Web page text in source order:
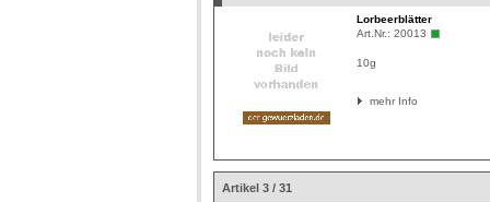
Lorbeerblätter
Art.Nr.: 20013
10g
mehr Info
Artikel 3 / 31